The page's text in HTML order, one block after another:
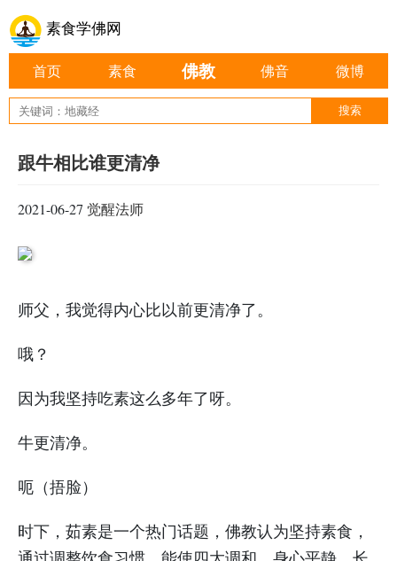
素食学佛网
首页 素食 佛教 佛音 微博
跟牛相比谁更清净
2021-06-27 觉醒法师
师父，我觉得内心比以前更清净了。
哦？
因为我坚持吃素这么多年了呀。
牛更清净。
呃（捂脸）
时下，茹素是一个热门话题，佛教认为坚持素食，